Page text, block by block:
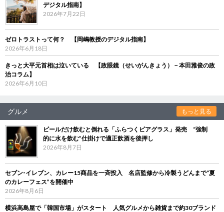
デジタル指南】
2026年7月22日
ゼロトラストって何？ 【岡嶋教授のデジタル指南】
2026年6月18日
きっと大平元首相は泣いている 【政眼鏡（せいがんきょう）－本田雅俊の政
治コラム】
2026年6月10日
グルメ もっと見る
ビールだけ飲むと倒れる「ふらつくビアグラス」発売 “強制
的に水を飲む”仕掛けで適正飲酒を後押し
2026年8月7日
セブン‐イレブン、カレー15商品を一斉投入 名店監修から冷製うどんまで“夏
のカレーフェス”を開催中
2026年8月6日
横浜高島屋で「韓国市場」がスタート 人気グルメから雑貨まで約30ブランド